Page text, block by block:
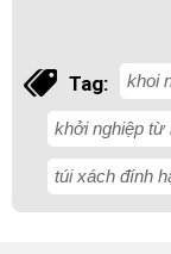
Tag: khoi
khởi nghiệp từ
túi xách đính